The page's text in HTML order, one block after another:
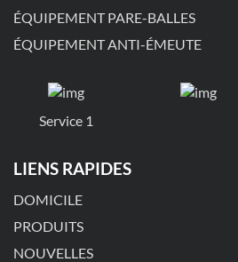
ÉQUIPEMENT PARE-BALLES
ÉQUIPEMENT ANTI-ÉMEUTE
Service 1
LIENS RAPIDES
DOMICILE
PRODUITS
NOUVELLES